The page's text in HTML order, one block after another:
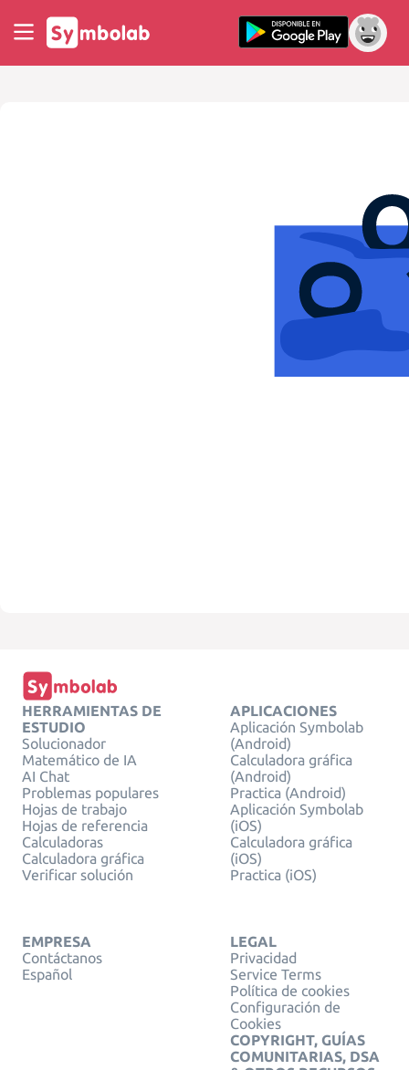
HERRAMIENTAS DE
ESTUDIO
Solucionador
Matemático de IA
AI Chat
Problemas populares
Hojas de trabajo
Hojas de referencia
Calculadoras
Calculadora gráfica
Verificar solución
APLICACIONES
Aplicación Symbolab
(Android)
Calculadora gráfica
(Android)
Practica (Android)
Aplicación Symbolab
(iOS)
Calculadora gráfica
(iOS)
Practica (iOS)
EMPRESA
Contáctanos
Español
LEGAL
Privacidad
Service Terms
Política de cookies
Configuración de
Cookies
COPYRIGHT, GUÍAS
COMUNITARIAS, DSA